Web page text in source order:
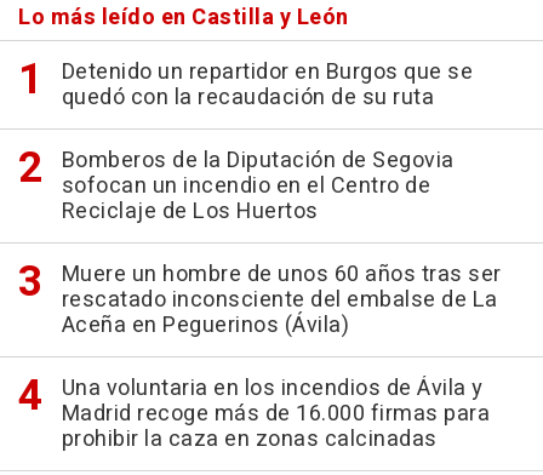
Lo más leído en Castilla y León
Detenido un repartidor en Burgos que se
quedó con la recaudación de su ruta
Bomberos de la Diputación de Segovia
sofocan un incendio en el Centro de
Reciclaje de Los Huertos
Muere un hombre de unos 60 años tras ser
rescatado inconsciente del embalse de La
Aceña en Peguerinos (Ávila)
Una voluntaria en los incendios de Ávila y
Madrid recoge más de 16.000 firmas para
prohibir la caza en zonas calcinadas